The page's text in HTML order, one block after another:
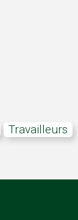
travailleurs